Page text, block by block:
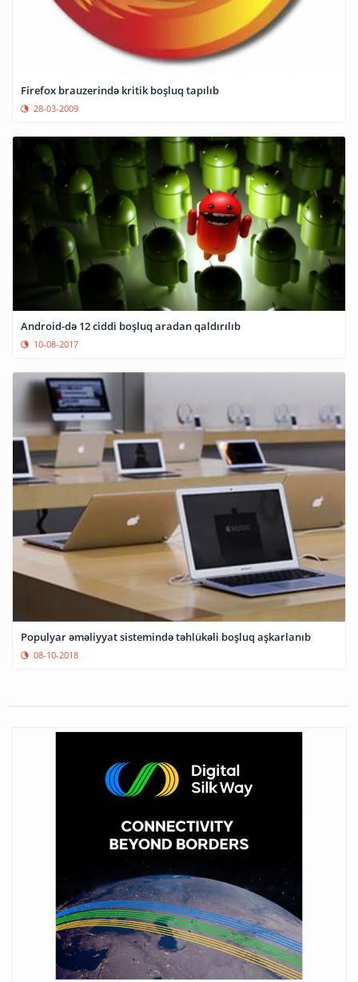
Firefox brauzerində kritik boşluq tapılıb
28-03-2009
Android-də 12 ciddi boşluq aradan qaldırılıb
10-08-2017
Populyar əməliyyat sistemində təhlükəli boşluq aşkarlanıb
08-10-2018